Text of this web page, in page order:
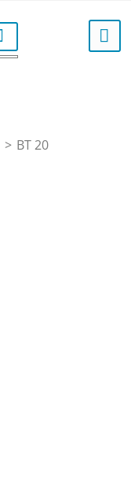
> BT 20